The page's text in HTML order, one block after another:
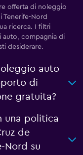
offerta di noleggio
Tenerife-Nord
ricerca. I filtri
auto, compagnia di
desiderare.
auto
di
gratuita?
una politica
de
Nord su